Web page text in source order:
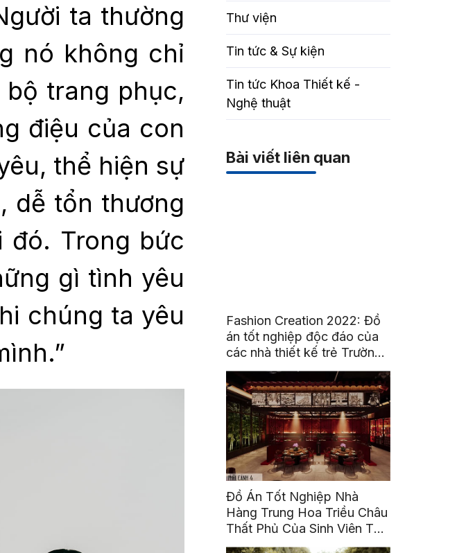
ta thường
nó không chỉ
trang phục,
điệu của con
thể hiện sự
dễ tổn thương
đó. Trong bức
gì tình yêu
chúng ta yêu
Thư viện
Tin tức & Sự kiện
Tin tức Khoa Thiết kế -
Nghệ thuật
Bài viết liên quan
Fashion Creation 2022: Đồ
án tốt nghiệp độc đáo của
các nhà thiết kế trẻ Trường
Đại Học Hoa Sen
Đồ Án Tốt Nghiệp Nhà
Hàng Trung Hoa Triều Châu
Thất Phủ Của Sinh Viên Tô
Ái Tinh